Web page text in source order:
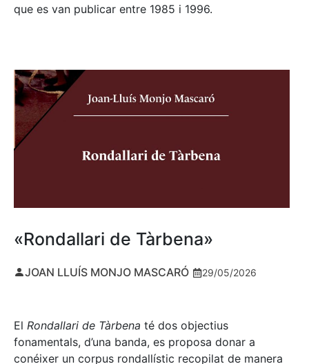
que es van publicar entre 1985 i 1996.
«Rondallari de Tàrbena»
JOAN LLUÍS MONJO MASCARÓ 29/05/2026
El Rondallari de Tàrbena té dos objectius
fonamentals, d’una banda, es proposa donar a
conéixer un corpus rondallístic recopilat de manera